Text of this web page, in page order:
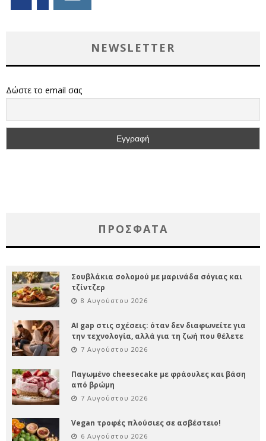
NEWSLETTER
Δώστε το email σας
ΠΡΌΣΦΑΤΑ
Σουβλάκια σολομού με μαρινάδα σόγιας και
τζίντζερ
8 Αυγούστου 2026
AI gap στις σχέσεις: όταν δεν διαφωνείτε για
την τεχνολογία, αλλά για τη ζωή που θέλετε
7 Αυγούστου 2026
Παγωμένο cheesecake με φράουλες και βάση
από βρώμη
7 Αυγούστου 2026
Vegan τροφές πλούσιες σε ασβέστειο!
6 Αυγούστου 2026